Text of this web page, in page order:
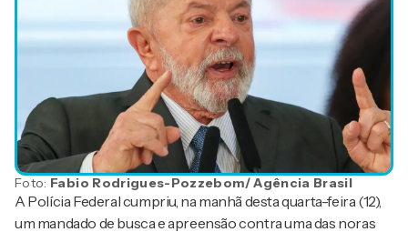
Foto: Fabio Rodrigues-Pozzebom/ Agência Brasil
A Polícia Federal cumpriu, na manhã desta quarta-feira (12),
um mandado de busca e apreensão contra uma das noras